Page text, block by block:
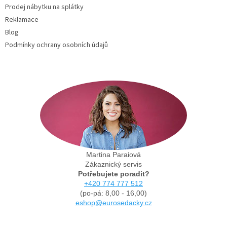
Prodej nábytku na splátky
Reklamace
Blog
Podmínky ochrany osobních údajů
Martina Paraiová
Zákaznický servis
Potřebujete poradit?
+420 774 777 512
(po-pá: 8,00 - 16,00)
eshop@eurosedacky.cz